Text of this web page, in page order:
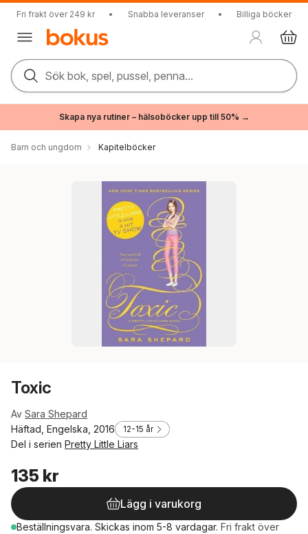
Fri frakt över 249 kr • Snabba leveranser • Billiga böcker
Sök bok, spel, pussel, penna...
Skapa nya rutiner – hälsoböcker upp till 50% →
Barn och ungdom Kapitelböcker
Toxic
Av Sara Shepard
Häftad, Engelska, 2016
12-15 år
Del i serien Pretty Little Liars
135 kr
Lägg i varukorg
Beställningsvara. Skickas inom 5-8 vardagar. Fri frakt över